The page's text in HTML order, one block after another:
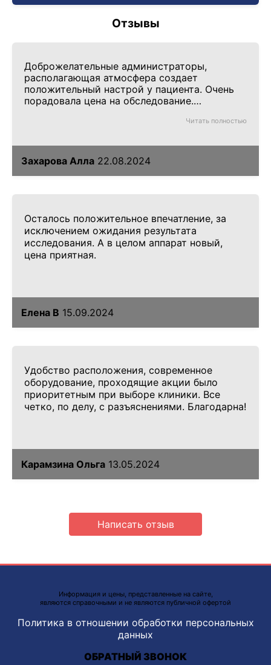
Отзывы
Доброжелательные администраторы,
располагающая атмосфера создает
положительный настрой у пациента. Очень
порадовала цена на обследование.
Читать полностью
Захарова Алла 22.08.2024
Осталось положительное впечатление, за
исключением ожидания результата
исследования. А в целом аппарат новый,
цена приятная.
Елена В 15.09.2024
Удобство расположения, современное
оборудование, проходящие акции было
приоритетным при выборе клиники. Все
четко, по делу, с разъяснениями. Благодарна!
Карамзина Ольга 13.05.2024
Написать отзыв
Информация и цены, представленные на сайте,
являются справочными и не являются публичной офертой
Политика в отношении обработки персональных
данных
ОБРАТНЫЙ ЗВОНОК